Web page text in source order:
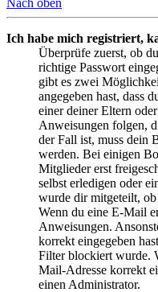
Ich habe mich registriert,
Überprüfe zuerst, ob
richtige Passwort
gibt es zwei
angegeben hast, dass
einer deiner Eltern
Anweisungen folgen,
der Fall ist, muss dein
werden. Bei einigen
Mitglieder erst
selbst erledigen oder
wurde dir mitgeteilt,
Wenn du eine E-Mail
Anweisungen.
korrekt eingegeben
Filter blockiert wurde.
Mail-Adresse korrekt
einen Administrator.